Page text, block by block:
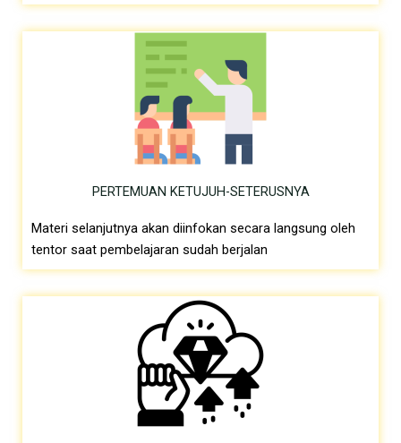
PERTEMUAN KETUJUH-SETERUSNYA
Materi selanjutnya akan diinfokan secara langsung oleh
tentor saat pembelajaran sudah berjalan